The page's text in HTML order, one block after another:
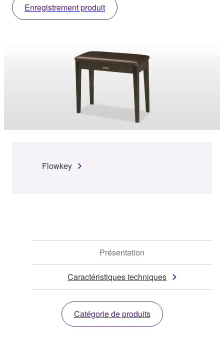
Enregistrement produit
Flowkey
Présentation
Caractéristiques techniques
Catégorie de produits